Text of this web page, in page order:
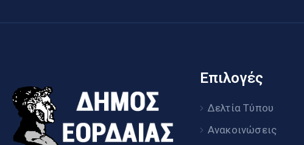
Επιλογές
Δελτία Τύπου
Ανακοινώσεις